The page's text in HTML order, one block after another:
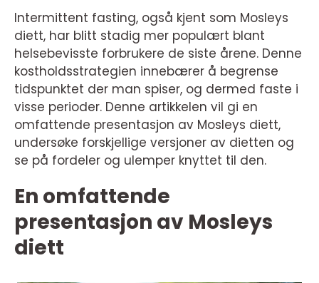
Intermittent fasting, også kjent som Mosleys
diett, har blitt stadig mer populært blant
helsebevisste forbrukere de siste årene. Denne
kostholdsstrategien innebærer å begrense
tidspunktet der man spiser, og dermed faste i
visse perioder. Denne artikkelen vil gi en
omfattende presentasjon av Mosleys diett,
undersøke forskjellige versjoner av dietten og
se på fordeler og ulemper knyttet til den.
En omfattende
presentasjon av Mosleys
diett